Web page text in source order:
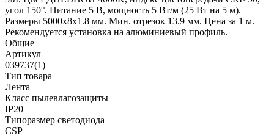
угол 150°. Питание 5 В, мощность 5 Вт/м (25 Вт на 5 м).
Размеры 5000х8х1.8 мм. Мин. отрезок 13.9 мм. Цена за 1 м.
Рекомендуется установка на алюминиевый профиль.
Общие
Артикул
039737(1)
Тип товара
Лента
Класс пылевлагозащиты
IP20
Типоразмер светодиода
CSP